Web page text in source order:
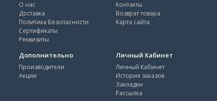
О нас
Доставка
Политика Безопасности
Сертификаты
Реквизиты
Контакты
Возврат товара
Карта сайта
Дополнительно
Производители
Акции
Личный Кабинет
Личный Кабинет
История заказов
Закладки
Рассылка